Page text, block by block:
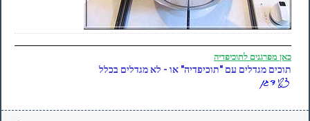
כאן מפרגנים לתוכיפדיה
תוכים מגדלים עם "תוכיפדיה" או - לא מגדלים בכלל